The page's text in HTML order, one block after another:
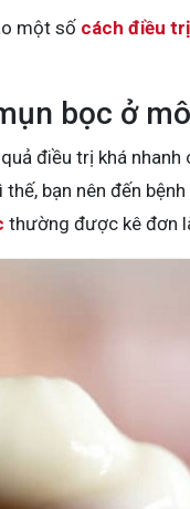
một số cách điều
bọc ở
điều trị khá
bạn nên đến
thường được kê đơn